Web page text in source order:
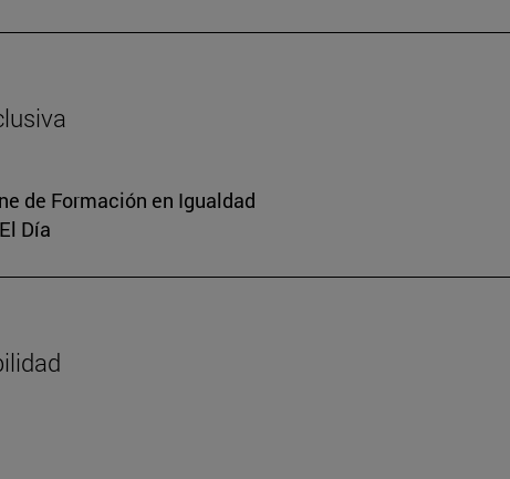
de Formación en Igualdad
Día